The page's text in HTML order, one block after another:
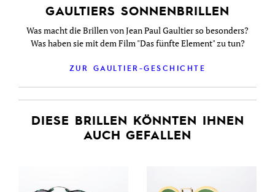
GAULTIERS SONNENBRILLEN
Was macht die Brillen von Jean Paul Gaultier so besonders?
Was haben sie mit dem Film "Das fünfte Element" zu tun?
ZUR GAULTIER-GESCHICHTE
DIESE BRILLEN KÖNNTEN IHNEN
AUCH GEFALLEN